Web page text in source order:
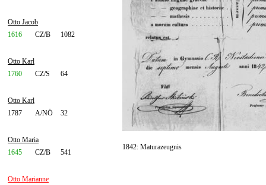
Otto Jacob
1616
CZ/B 1082
Otto Karl
1760
CZ/S 64
Otto Karl
1787
A/NÖ 32
Otto Maria
1645
CZ/B 541
Otto Marianne
1842: Maturazeugnis